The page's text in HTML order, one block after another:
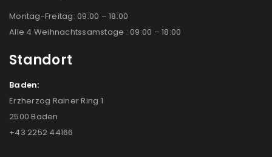
Montag-Freitag: 09:00 – 18:00
Alle 4 Weihnachtssamstage : 09:00 – 18:00
Standort
Baden:
Erzherzog Rainer Ring 1
2500 Baden
+43 2252 44166